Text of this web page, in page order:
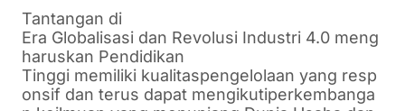
Tantangan di
Era Globalisasi dan Revolusi Industri 4.0 meng
haruskan Pendidikan
Tinggi memiliki kualitaspengelolaan yang resp
onsif dan terus dapat mengikutiperkembanga